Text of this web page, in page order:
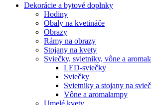
Dekorácie a bytové doplnky
Hodiny
Obaly na kvetináče
Obrazy
Rámy na obrazy
Stojany na kvety
Sviečky, svietniky, vône a
LED-sviečky
Sviečky
Svietniky a stojany na
Vône a aromalampy
Umelé kvety